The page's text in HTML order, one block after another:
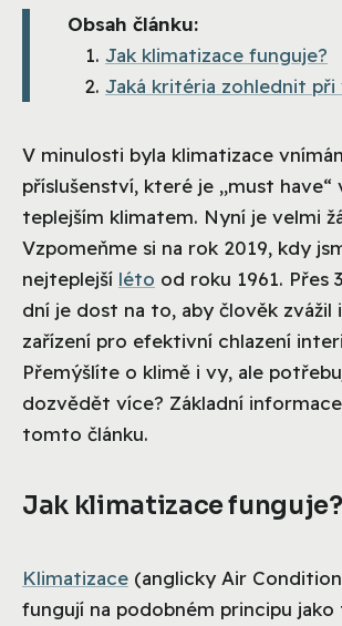
Obsah článku:
Jak klimatizace funguje?
Jaká kritéria zohlednit při
V minulosti byla klimatizace
příslušenství, které je „must have“
teplejším klimatem. Nyní je velmi
Vzpomeňme si na rok 2019, kdy
nejteplejší léto od roku 1961. Přes
dní je dost na to, aby člověk zvážil
zařízení pro efektivní chlazení
Přemýšlíte o klimě i vy, ale
dozvědět více? Základní
tomto článku.
Jak klimatizace funguje?
Klimatizace (anglicky Air
fungují na podobném principu jako